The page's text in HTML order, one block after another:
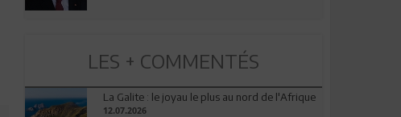
LES + COMMENTÉS
La Galite : le joyau le plus au nord de l'Afrique
12.07.2026